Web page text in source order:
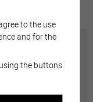
to the use
and for the
the buttons